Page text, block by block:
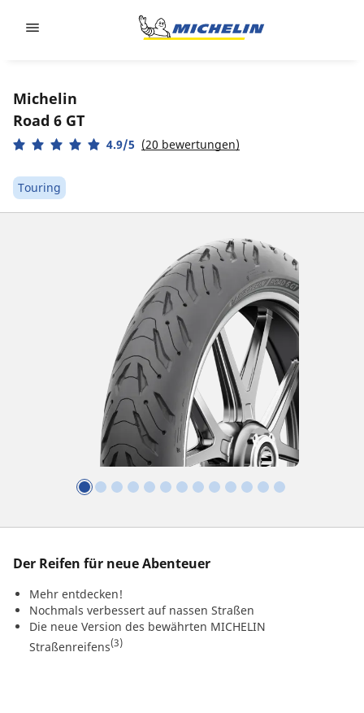
Michelin
Road 6 GT
4.9/5 (20 bewertungen)
Touring
Der Reifen für neue Abenteuer
Mehr entdecken!
Nochmals verbessert auf nassen Straßen
Die neue Version des bewährten MICHELIN
Straßenreifens(3)